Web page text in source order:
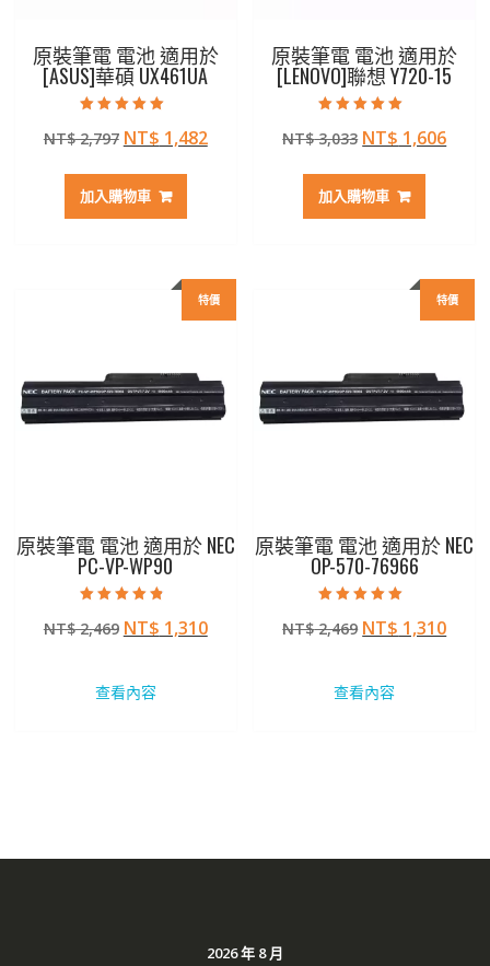
原裝筆電 電池 適用於
[ASUS]華碩 UX461UA
5.00
滿分 5
NT$2,797 原
價
格：
NT$ 1,482目
加入購物車
原裝筆電 電池 適用於
[LENOVO]聯想 Y720-15
5.00
滿分 5
NT$3,033 原
價
格：
NT$ 1,606目
加入購物車
特價
原裝筆電 電池 適用於 NEC
PC-VP-WP90
4.50
滿分 5
NT$2,469 原
格：
NT$ 1,310目
查看內容
特價
原裝筆電 電池 適用於 NEC
OP-570-76966
5.00
滿分 5
NT$2,469 原
格：
NT$ 1,310目
查看內容
2026 年 8 月